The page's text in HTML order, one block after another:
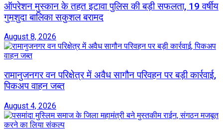
ऑपरेशन मुस्कान के तहत इटावा पुलिस की बड़ी सफलता, 19 वर्षीय
गुमशुदा बालिका सकुशल बरामद
August 8, 2026
रामानुजनगर वन परिक्षेत्र में अवैध सागौन परिवहन पर बड़ी कार्रवाई,
पिकअप वाहन जब्त
August 4, 2026